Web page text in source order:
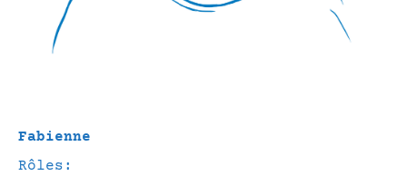
Fabienne
Rôles: